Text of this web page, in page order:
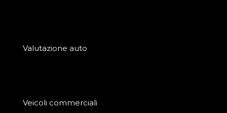
Valutazione auto
Veicoli commerciali